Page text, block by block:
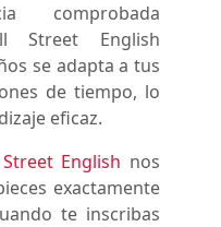
comprobada
Street English
se adapta a tus
de tiempo, lo
eficaz.
English nos
exactamente
te inscribas